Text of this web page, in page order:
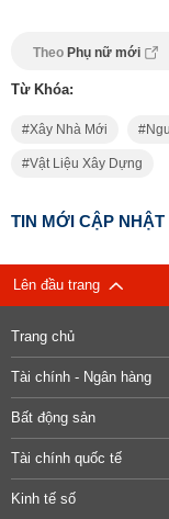
Theo Phụ nữ mới
Từ Khóa:
Xây Nhà Mới
Vật Liệu Xây Dựng
TIN MỚI CẬP NHẬT
Lên đầu trang
Trang chủ
Tài chính - Ngân hàng
Bất động sản
Tài chính quốc tế
Kinh tế số